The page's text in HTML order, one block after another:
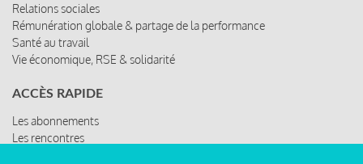
Relations sociales
Rémunération globale & partage de la performance
Santé au travail
Vie économique, RSE & solidarité
ACCÈS RAPIDE
Les abonnements
Les rencontres